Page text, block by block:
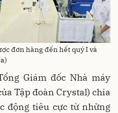
đơn hàng đến hết quý I và
Giám đốc Nhà máy
Tập đoàn Crystal) chia
động tiêu cực từ những